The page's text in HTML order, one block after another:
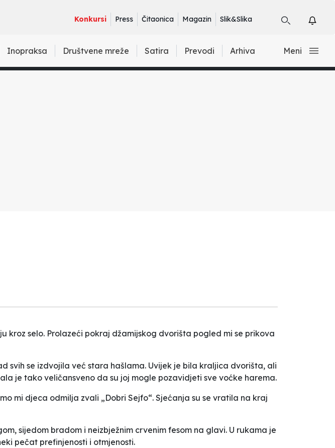
Konkursi Press Čitaonica Magazin Slik&Slika
Inopraksa Društvene mreže Satira Prevodi Arhiva Meni
kroz selo. Prolazeći pokraj džamijskog dvorišta pogled mi se prikova
svih se izdvojila već stara hašlama. Uvijek je bila kraljica dvorišta, ali
je tako veličansveno da su joj mogle pozavidjeti sve voćke harema.
mi djeca odmilja zvali „Dobri Sejfo“. Sjećanja su se vratila na kraj
sijedom bradom i neizbježnim crvenim fesom na glavi. U rukama je
pečat prefinjenosti i otmjenosti.